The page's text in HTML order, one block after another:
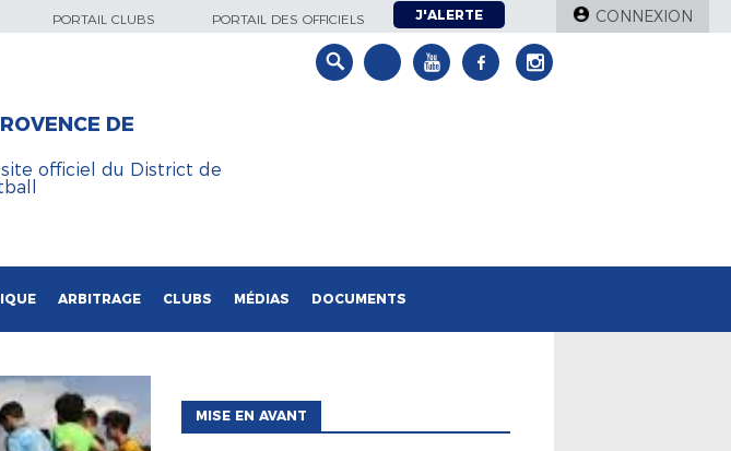
PORTAIL CLUBS PORTAIL DES OFFICIELS J'ALERTE CONNEXION
DE
officiel du District de
ARBITRAGE CLUBS MÉDIAS DOCUMENTS
MISE EN AVANT